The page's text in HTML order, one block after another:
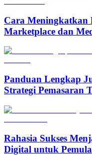
Cara Meningkatkan
Marketplace dan
Panduan Lengkap
Strategi Pemasaran
Rahasia Sukses
Digital untuk Pemula